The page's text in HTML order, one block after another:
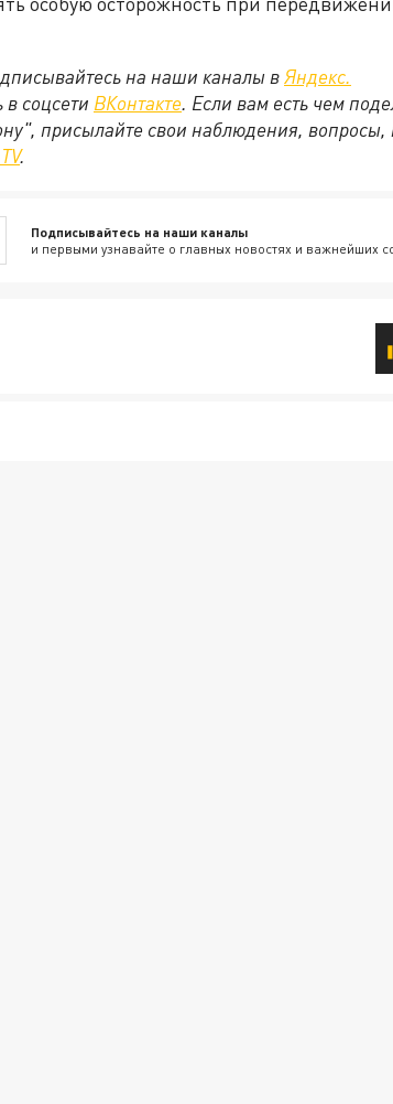
на наши каналы вЯндекс.
соцсети ВКонтакте. Если вам есть чем
присылайте свои наблюдения, вопросы,
.
Подписывайтесь на наши каналы
и первыми узнавайте о главных новостях и важнейших